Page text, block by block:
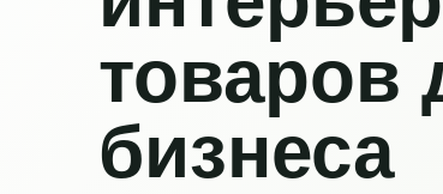
товаров
бизнеса